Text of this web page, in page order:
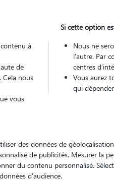
à
de
nous
vous
Si cette option
Nous ne
l'autre. Par
centres
Vous aurez
qui
des données de
de publicités. Mesurer la
du contenu personnalisé.
d'audience.